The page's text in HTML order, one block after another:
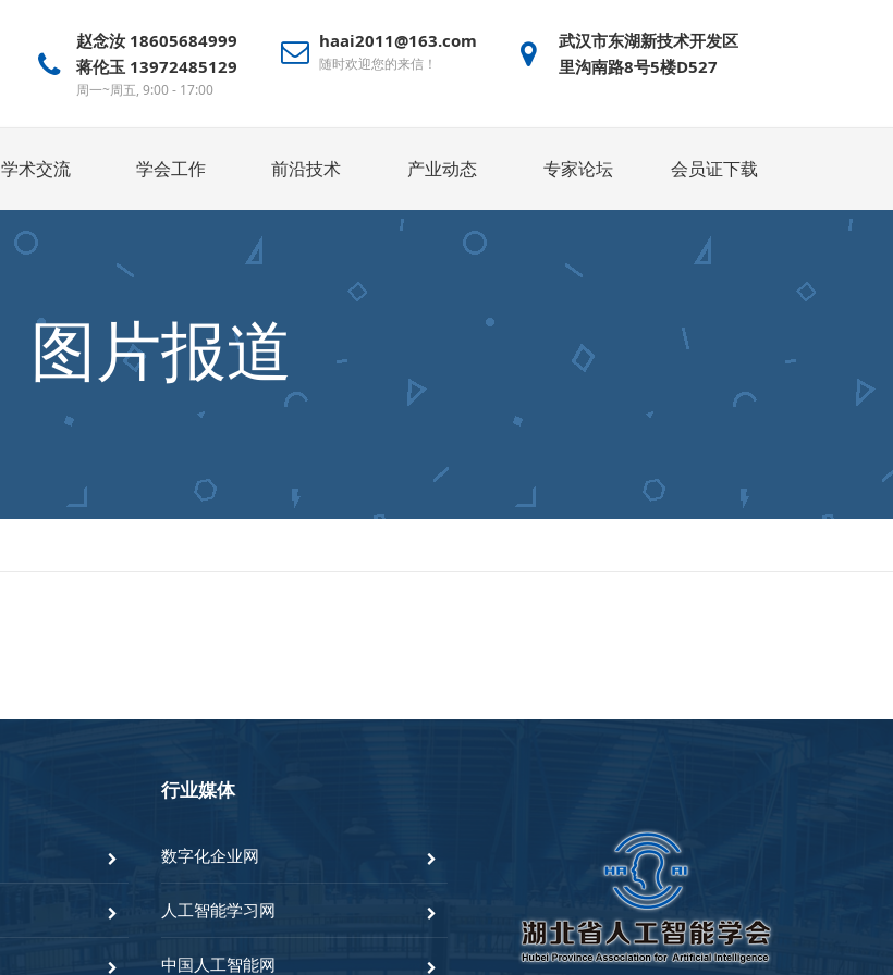
赵念汝 18605684999
蒋伦玉 13972485129
周一~周五, 9:00 - 17:00
haai2011@163.com
随时欢迎您的来信！
武汉市东湖新技术开发区
里沟南路8号5楼D527
学术交流 学会工作 前沿技术 产业动态 专家论坛 会员证下载
图片报道
行业媒体
数字化企业网
人工智能学习网
中国人工智能网